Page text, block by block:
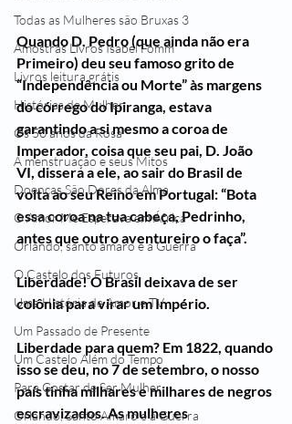
Todas as Mulheres são Bruxas 3
Amostras Livros Isabel Fomm
Livros leitura grátis
Histórias de Mulher
Os 50 anos da Rosa
A menstruação e seus Mitos
Doenças São Dores da Alma
O Amor Me Esperava em África
Orlando, santo amaro e a Guerra
O Castelo dos Futuros
Uma História de Amor e TV
Um Passado de Presente
Um Castelo Além do Tempo
Para Gostar de Ser Mulher
Orlando, Santo Amaro e a Guerra
Quando D. Pedro (que ainda não era
Primeiro) deu seu famoso grito de
“Independência ou Morte” às margens
do córrego do Ipiranga, estava
garantindo a si mesmo a coroa de
Imperador, coisa que seu pai, D. João
VI, dissera a ele, ao sair do Brasil de
volta ao seu Reino em Portugal: “Bota
essa coroa na tua cabeça, Pedrinho,
antes que outro aventureiro o faça”.
Liberdade! O Brasil deixava de ser
colônia para virar um Império.
Liberdade para quem? Em 1822, quando
isso se deu, no 7 de setembro, o nosso
país tinha milhares e milhares de negros
escravizados. As mulheres